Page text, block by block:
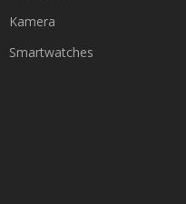
Kamera
Smartwatches